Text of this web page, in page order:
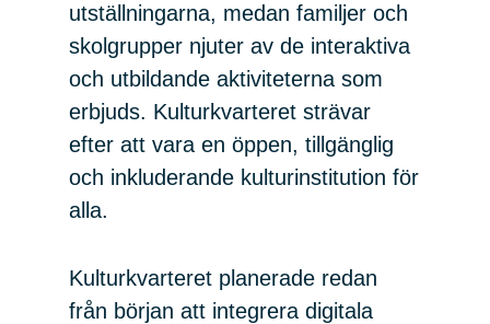
utställningarna, medan familjer och
skolgrupper njuter av de interaktiva
och utbildande aktiviteterna som
erbjuds. Kulturkvarteret strävar
efter att vara en öppen, tillgänglig
och inkluderande kulturinstitution för
alla.
Kulturkvarteret planerade redan
från början att integrera digitala